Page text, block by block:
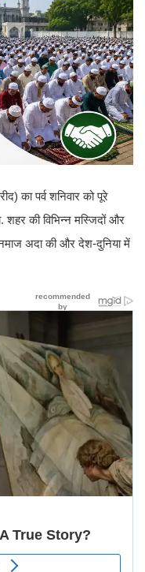
का पर्व शनिवार को पूरे
शहर की विभिन्न मस्जिदों और
अदा की और देश-दुनिया में